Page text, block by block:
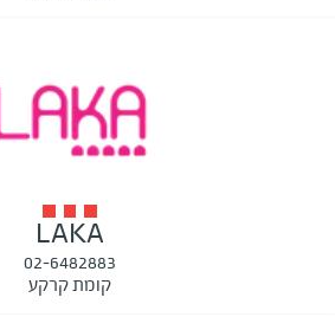
LAKA
02-6482883
קומת קרקע